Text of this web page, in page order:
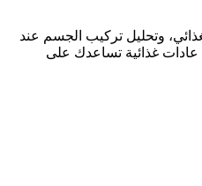
وتحليل تركيب الجسم عند
عادات غذائية تساعدك على